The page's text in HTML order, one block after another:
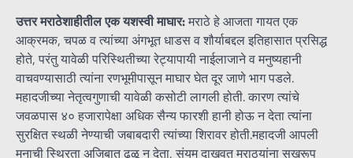
उत्तर मराठेशाहीतील एक यशस्वी माघार:मराठे हे आजता गायत एक
आक्रमक, चपळ व त्यांच्या अंगभूत धाडस व शौर्याबद्दल इतिहासात प्रसिद्ध
होते, परंतु यावेळी परिस्थितीच्या रेट्यापायी नाईलाजाने व मनुष्यहानी
वाचवण्यासाठी त्यांना रणभूमीपासून माघार घेत दूर जाणे भाग पडले.
महादजीच्या नेतृत्वगुणाची यावेळी कसोटी लागली होती. कारण त्यांचे
जवळपास ४० हजारापेक्षा अधिक सैन्य फारशी हानी होऊ न देता त्यांना
सुरक्षित स्थळी नेण्याची जबाबदारी त्यांच्या शिरावर होती.महादजी आपली
मनाची स्थिरता अजिबात ढळू न देता, संयम दाखवत मराठयांना सुखरूप